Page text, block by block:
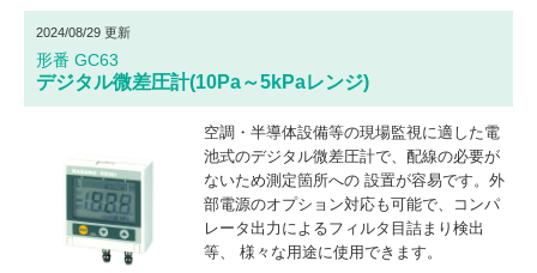
2024/08/29 更新
形番 GC63
デジタル微差圧計(10Pa～5kPaレンジ)
空調・半導体設備等の現場監視に適した電
池式のデジタル微差圧計で、配線の必要が
ないため測定箇所への 設置が容易です。外
部電源のオプション対応も可能で、コンパ
レータ出力によるフィルタ目詰まり検出
等、 様々な用途に使用できます。